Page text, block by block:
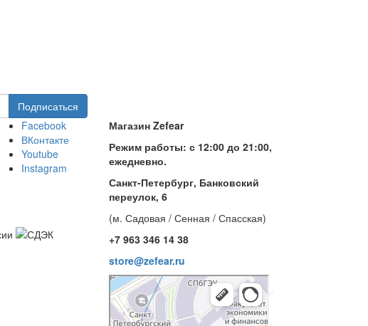
Facebook
ВКонтакте
Youtube
Instagram
Магазин Zefear
Режим работы: с 12:00 до 21:00,
ежедневно.
Санкт-Петербург, Банковский
переулок, 6
(м. Садовая / Сенная / Спасская)
+7 963 346 14 38
store@zefear.ru
Санкт‑Петербург
Банковский переулок, 6 — Яндекс Карты